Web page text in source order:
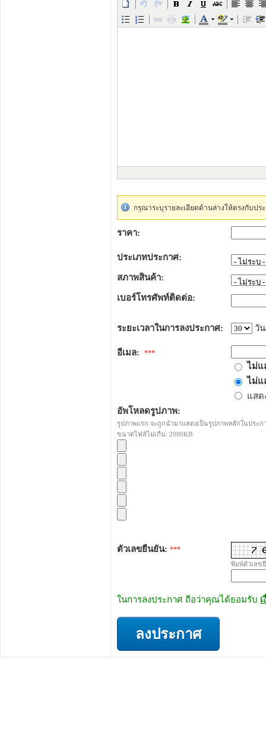
กรุณาระบุรายละเอียดด้านล่างให้ตรงกับป
ราคา:
ประเภทประกาศ:
สภาพสินค้า:
เบอร์โทรศัพท์ติดต่อ:
ระยะเวลาในการลงประกาศ: วัน
อีเมล: ***
ไม่แ
ไม่แ
แสด
อัพโหลดรูปภาพ:
รูปภาพแรก จะถูกนำมาแสดงเป็นรูปภาพหลักในประ
ขนาดไฟล์ไม่เกืน: 2000KB
ตัวเลขยืนยัน: ***
พิมพ์ตัวเลข
ในการลงประกาศ ถือว่าคุณได้ยอมรับ
ลงประกาศ